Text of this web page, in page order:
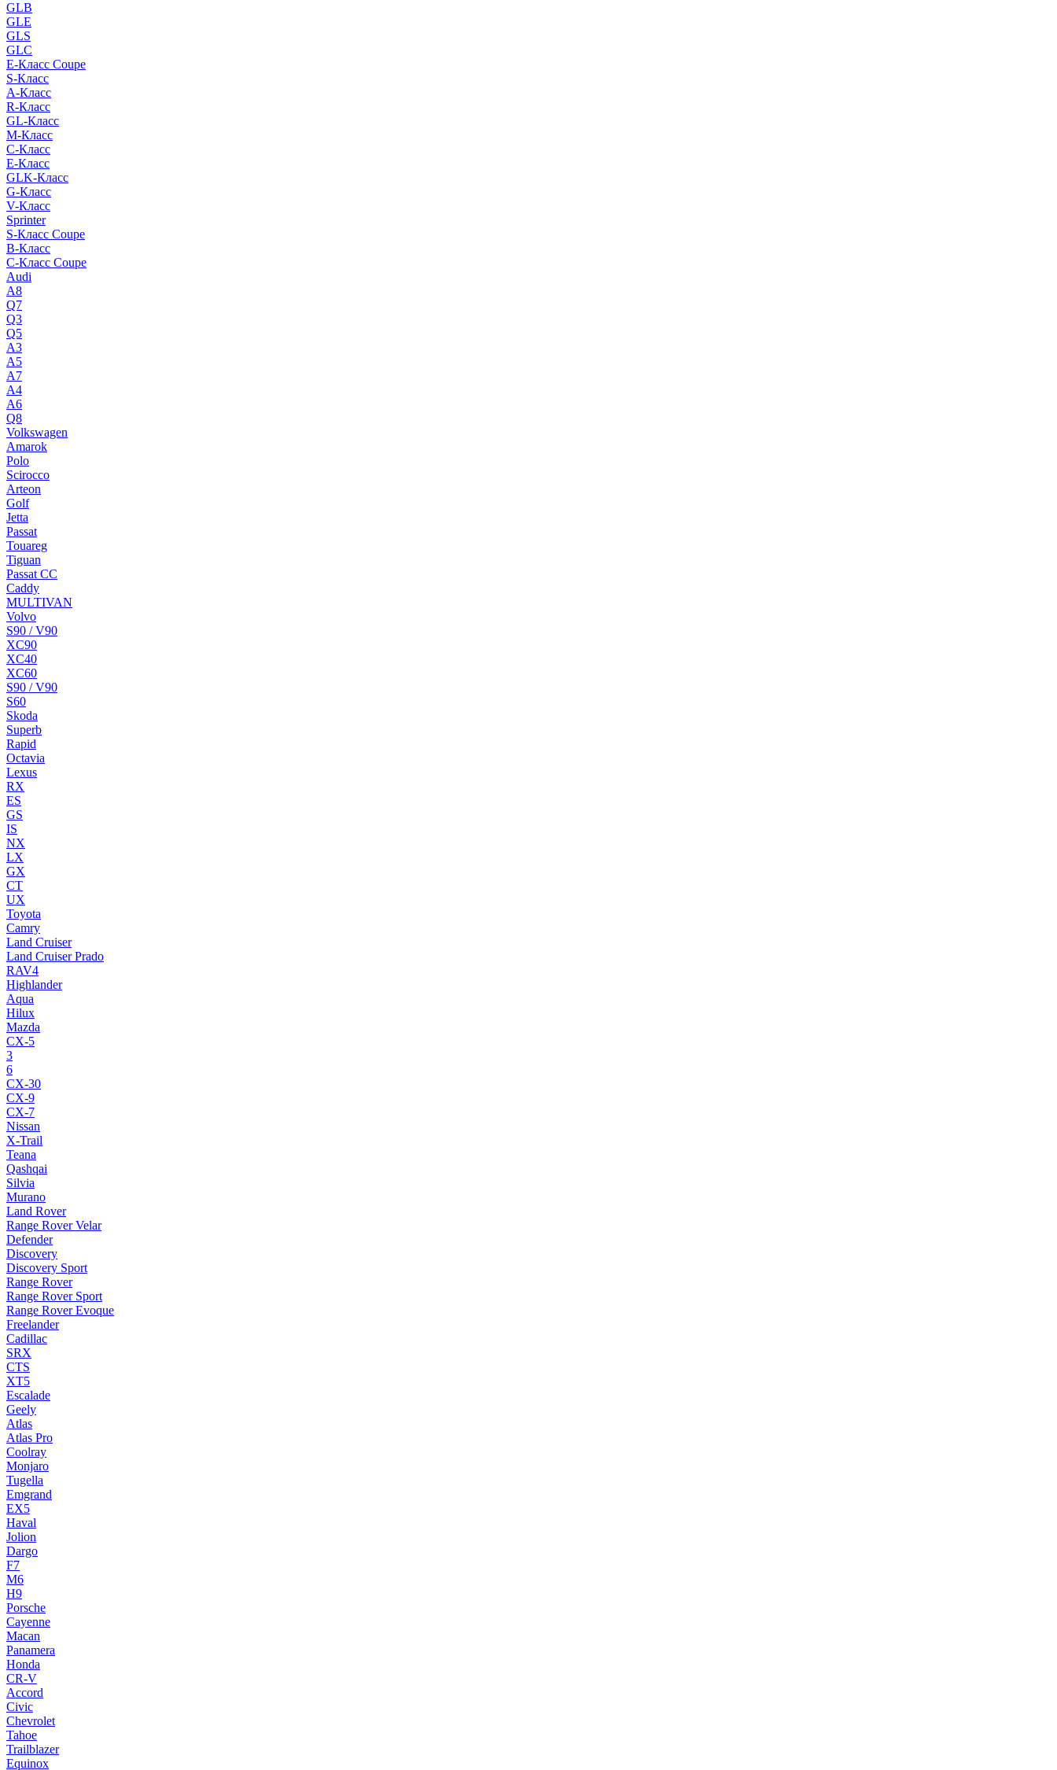
GLB
GLE
GLS
GLC
E-Класс Coupe
S-Класс
A-Класс
R-Класс
GL-Класс
M-Класс
C-Класс
E-Класс
GLK-Класс
G-Класс
V-Класс
Sprinter
S-Класс Сoupe
B-Класс
C-Класс Coupe
Audi
A8
Q7
Q3
Q5
A3
A5
A7
A4
A6
Q8
Volkswagen
Amarok
Polo
Scirocco
Arteon
Golf
Jetta
Passat
Touareg
Tiguan
Passat CC
Caddy
MULTIVAN
Volvo
S90 / V90
XC90
XC40
XC60
S90 / V90
S60
Skoda
Superb
Rapid
Octavia
Lexus
RX
ES
GS
IS
NX
LX
GX
CT
UX
Toyota
Camry
Land Cruiser
Land Cruiser Prado
RAV4
Highlander
Aqua
Hilux
Mazda
CX-5
3
6
CX-30
CX-9
CX-7
Nissan
X-Trail
Teana
Qashqai
Silvia
Murano
Land Rover
Range Rover Velar
Defender
Discovery
Discovery Sport
Range Rover
Range Rover Sport
Range Rover Evoque
Freelander
Cadillac
SRX
CTS
XT5
Escalade
Geely
Atlas
Atlas Pro
Coolray
Monjaro
Tugella
Emgrand
EX5
Haval
Jolion
Dargo
F7
M6
H9
Porsche
Cayenne
Macan
Panamera
Honda
CR-V
Accord
Civic
Chevrolet
Tahoe
Trailblazer
Equinox